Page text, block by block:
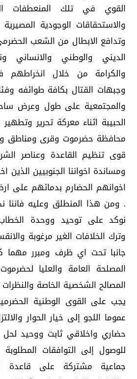
القوي في تلك المنعطفات
والاستحقاقات الوجودية
وتدافع الابطال من الشعب
الديني والوطني والانساني
والكرامة من خلال انخراطهم
وجبهات القتال بكافة طوائفه
والمجتمعية على طول وعرض
الحبيبة اثناء معركة تحرير
محافظة حضرموت وقرى ومناطق
قوى تنظيم القاعدة وعناصر
ومساندة اخواننا الجنوبيين
اخوانهم الحضارم بدمائهم على
نوكد على توحيد ووحدة
وترك الخلافات الغير مرغوبة
جانبا تحت اي ظرف ومبرر مهما
المصلحة العامة والعليا
يجب على القوى الوطنية
عموما اللجو إلى خيار الحوار
حضاري واخلاقي ثابت ووحيد لحل
للوصول إلى التوافقات
جماعية مشتركة على قاعدة